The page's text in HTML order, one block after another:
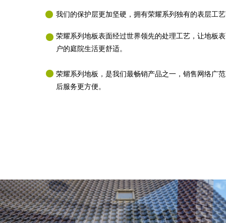
我们的保护层更加坚硬，拥有荣耀系列独有的表层工
荣耀系列地板表面经过世界领先的处理工艺，让地板
户的庭院生活更舒适。
荣耀系列地板，是我们最畅销产品之一，销售网络广
后服务更方便。